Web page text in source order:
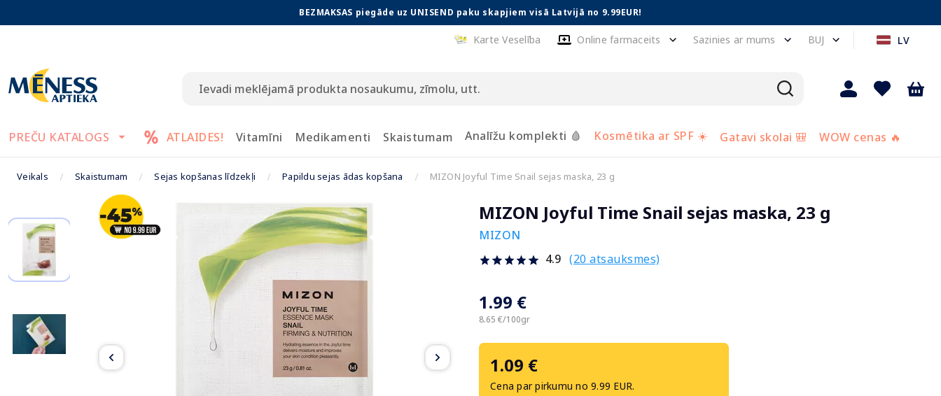
BEZMAKSAS piegāde uz UNISEND paku skapjiem visā Latvijā no 9.99EUR!
Karte Veselība Online farmaceits Sazinies ar mums BUJ LV
PREČU KATALOGS ATLAIDES! Vitamīni Medikamenti Skaistumam Analīžu komplekti 🩸 Kosmētika ar SPF ☀️ Gatavi skolai 🎒 WOW cenas 🔥
Veikals Skaistumam Sejas kopšanas līdzekļi Papildu sejas ādas kopšana MIZON Joyful Time Snail sejas maska, 23 g
Item
MIZON Joyful Time Snail sejas maska, 23 g
MIZON
4.9 (20 atsauksmes)
1.99 €
8.65 €/100gr
1.09 €
Cena par pirkumu no 9.99 EUR.